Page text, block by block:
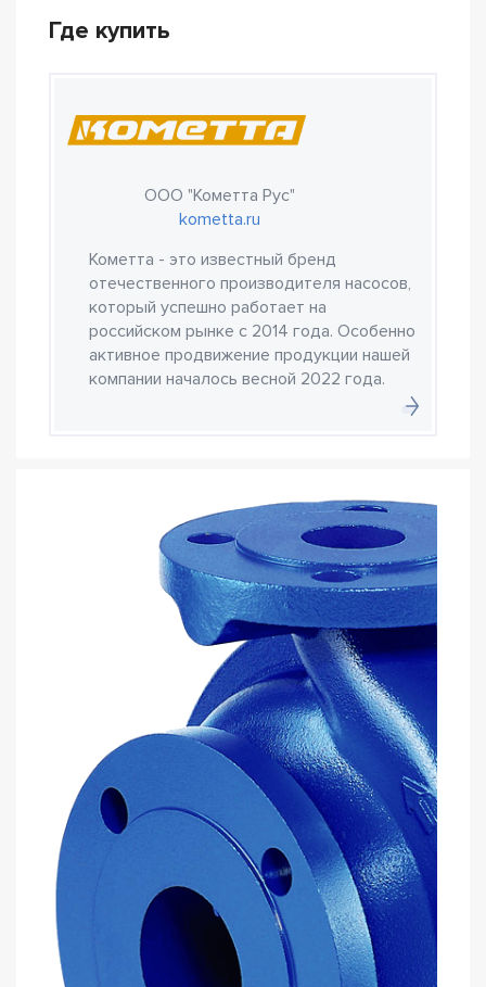
Где купить
ООО "Кометта Рус"
kometta.ru
Кометта - это известный бренд
отечественного производителя насосов,
который успешно работает на
российском рынке с 2014 года. Особенно
активное продвижение продукции нашей
компании началось весной 2022 года.